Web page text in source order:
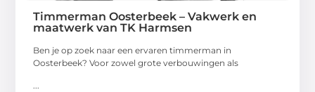
Timmerman Oosterbeek – Vakwerk en
maatwerk van TK Harmsen
Ben je op zoek naar een ervaren timmerman in
Oosterbeek? Voor zowel grote verbouwingen als
...